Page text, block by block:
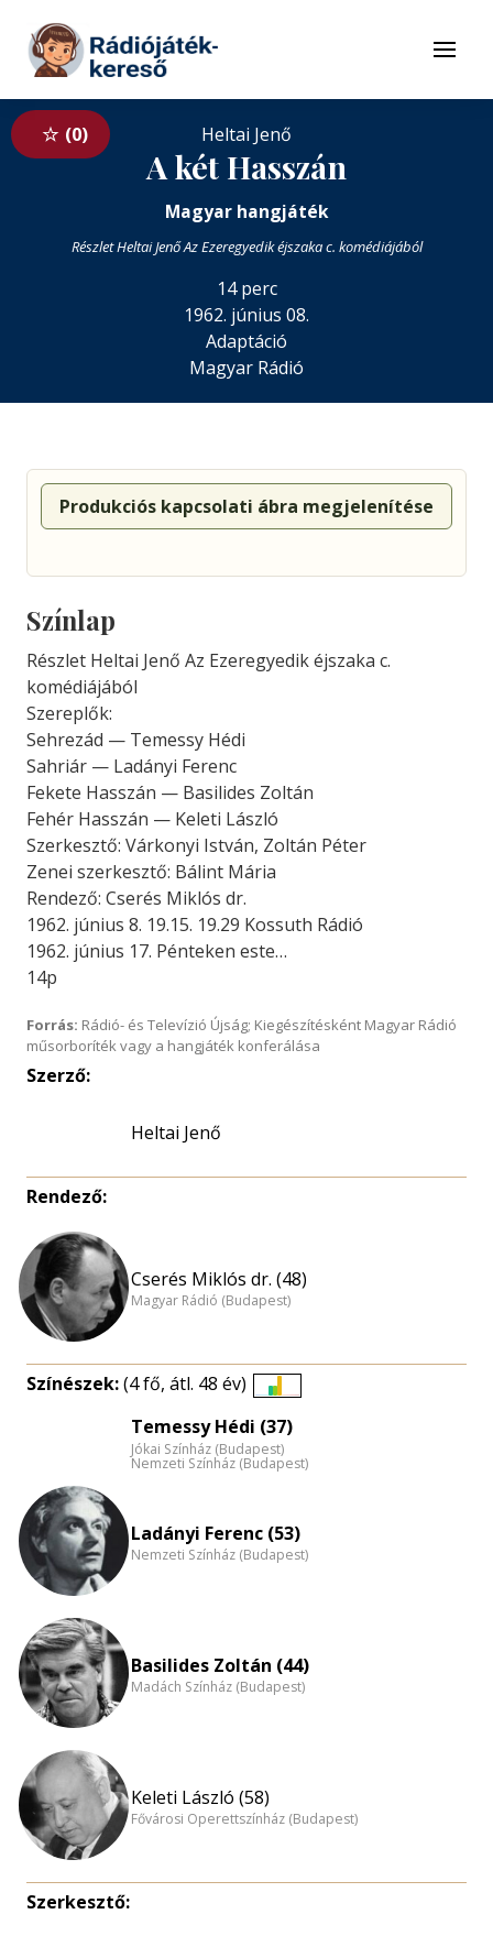
Tovább a tartalomhoz
Menü
0 Heltai Jenő
A két Hasszán
Magyar hangjáték
Részlet Heltai Jenő Az Ezeregyedik éjszaka c. komédiájából
14 perc
1962. június 08.
Adaptáció
Magyar Rádió
Produkciós kapcsolati ábra megjelenítése
Színlap
Részlet Heltai Jenő Az Ezeregyedik éjszaka c.
komédiájából
Szereplők:
Sehrezád — Temessy Hédi
Sahriár — Ladányi Ferenc
Fekete Hasszán — Basilides Zoltán
Fehér Hasszán — Keleti László
Szerkesztő: Várkonyi István, Zoltán Péter
Zenei szerkesztő: Bálint Mária
Rendező: Cserés Miklós dr.
1962. június 8. 19.15. 19.29 Kossuth Rádió
1962. június 17. Pénteken este…
14p
Forrás: Rádió- és Televízió Újság; Kiegészítésként Magyar Rádió
műsorboríték vagy a hangjáték konferálása
Szerző:
Heltai Jenő
Rendező:
Cserés Miklós dr. (48)
Magyar Rádió (Budapest)
Színészek:(4 fő, átl. 48 év)
eloszlás
nagyítása
Temessy Hédi (37)
Jókai Színház (Budapest)
Nemzeti Színház (Budapest)
Ladányi Ferenc (53)
Nemzeti Színház (Budapest)
Basilides Zoltán (44)
Madách Színház (Budapest)
Keleti László (58)
Fővárosi Operettszínház (Budapest)
Szerkesztő: